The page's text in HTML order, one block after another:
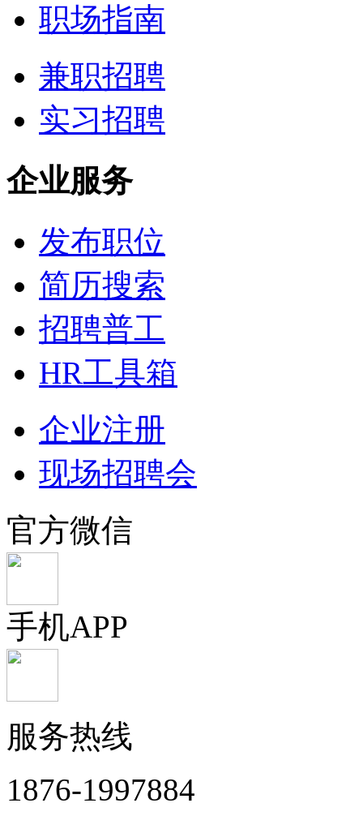
职场指南
兼职招聘
实习招聘
企业服务
发布职位
简历搜索
招聘普工
HR工具箱
企业注册
现场招聘会
官方微信
手机APP
服务热线
1876-1997884